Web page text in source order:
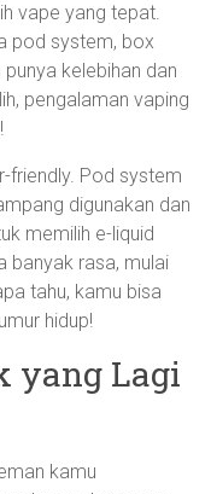
vape yang tepat.
pod system, box
kelebihan dan
pengalaman vaping
friendly. Pod system
digunakan dan
memilih e-liquid
banyak rasa, mulai
tahu, kamu bisa
hidup!
yang Lagi
kamu